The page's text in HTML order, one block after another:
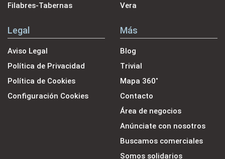
Filabres-Tabernas
Vera
Legal
Aviso Legal
Política de Privacidad
Política de Cookies
Configuración Cookies
Más
Blog
Trivial
Mapa 360˚
Contacto
Área de negocios
Anúnciate con nosotros
Buscamos comerciales
Somos solidarios